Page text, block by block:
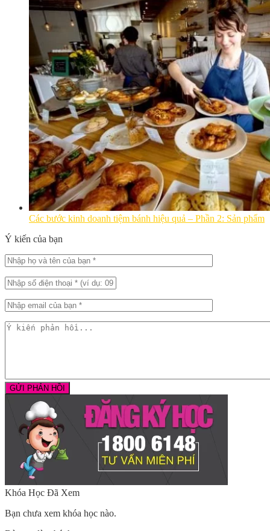
Các bước kinh doanh tiệm bánh hiệu quả – Phần 2: Sản phẩm
Ý kiến của bạn
Khóa Học Đã Xem
Bạn chưa xem khóa học nào.